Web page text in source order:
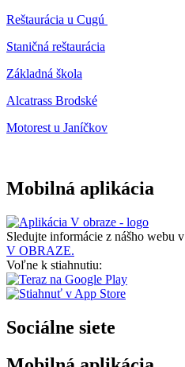
Reštaurácia u Cugú
Staničná reštaurácia
Základná škola
Alcatrass Brodské
Motorest u Janíčkov
Mobilná aplikácia
Sledujte informácie z nášho webu v
V OBRAZE.
Voľne k stiahnutiu:
Sociálne siete